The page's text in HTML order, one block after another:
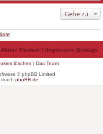
Gehe zu
Aktive Themen | Ungelesene Beiträge
löschen | Das Team
© phpBB Limited
phpBB.de